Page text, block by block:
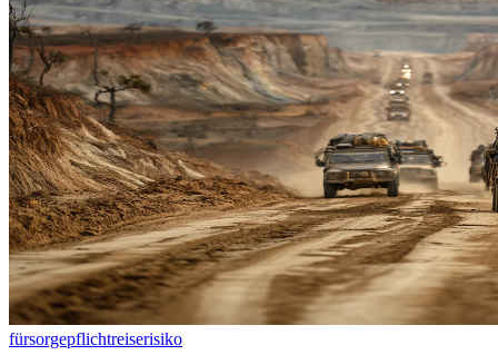
fürsorgepflichtreiserisiko